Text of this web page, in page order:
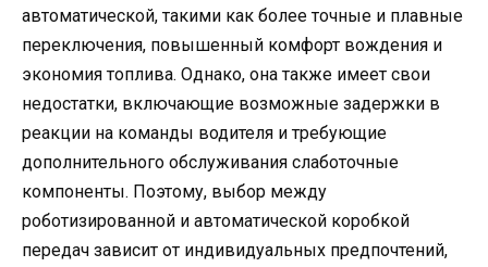
автоматической, такими как более точные и плавные
переключения, повышенный комфорт вождения и
экономия топлива. Однако, она также имеет свои
недостатки, включающие возможные задержки в
реакции на команды водителя и требующие
дополнительного обслуживания слаботочные
компоненты. Поэтому, выбор между
роботизированной и автоматической коробкой
передач зависит от индивидуальных предпочтений,